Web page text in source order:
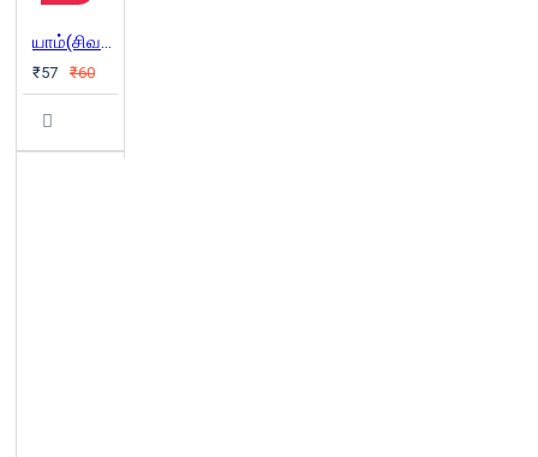
யாம்(சிவசக்திக் கலவி நிலை) - ம.செந்தமிழன்
₹57 ₹60